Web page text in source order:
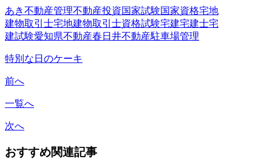
あき不動産管理不動産投資国家試験国家資格宅地
建物取引士宅地建物取引士資格試験宅建宅建士宅
建試験愛知県不動産春日井不動産駐車場管理
特別な日のケーキ
前へ
一覧へ
次へ
おすすめ関連記事